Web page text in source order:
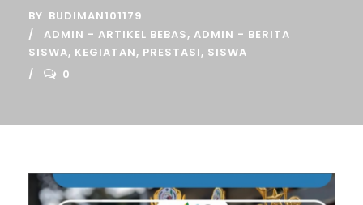
BY BUDIMAN101179
ADMIN - ARTIKEL BEBAS, ADMIN - BERITA
SISWA, KEGIATAN, PRESTASI, SISWA
0